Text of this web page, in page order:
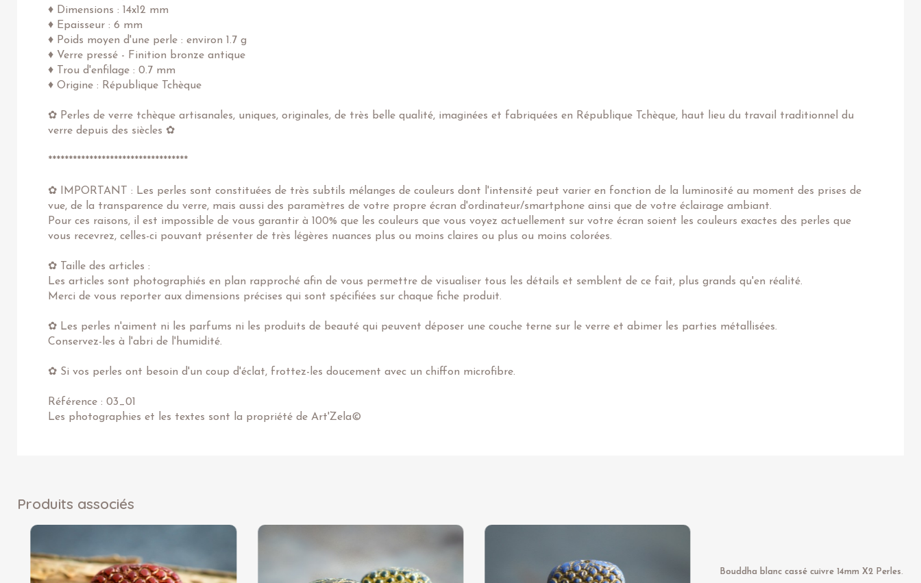
♦ Dimensions : 14x12 mm
♦ Epaisseur : 6 mm
♦ Poids moyen d'une perle : environ 1.7 g
♦ Verre pressé - Finition bronze antique
♦ Trou d'enfilage : 0.7 mm
♦ Origine : République Tchèque
✿ Perles de verre tchèque artisanales, uniques, originales, de très belle qualité, imaginées et fabriquées en République Tchèque, haut lieu du travail traditionnel du
verre depuis des siècles ✿
**********************************
✿ IMPORTANT : Les perles sont constituées de très subtils mélanges de couleurs dont l'intensité peut varier en fonction de la luminosité au moment des prises de
vue, de la transparence du verre, mais aussi des paramètres de votre propre écran d'ordinateur/smartphone ainsi que de votre éclairage ambiant.
Pour ces raisons, il est impossible de vous garantir à 100% que les couleurs que vous voyez actuellement sur votre écran soient les couleurs exactes des perles que
vous recevrez, celles-ci pouvant présenter de très légères nuances plus ou moins claires ou plus ou moins colorées.
✿ Taille des articles :
Les articles sont photographiés en plan rapproché afin de vous permettre de visualiser tous les détails et semblent de ce fait, plus grands qu'en réalité.
Merci de vous reporter aux dimensions précises qui sont spécifiées sur chaque fiche produit.
✿ Les perles n'aiment ni les parfums ni les produits de beauté qui peuvent déposer une couche terne sur le verre et abimer les parties métallisées.
Conservez-les à l'abri de l'humidité.
✿ Si vos perles ont besoin d'un coup d'éclat, frottez-les doucement avec un chiffon microfibre.
Référence : 03_01
Les photographies et les textes sont la propriété de Art'Zela©
Produits associés